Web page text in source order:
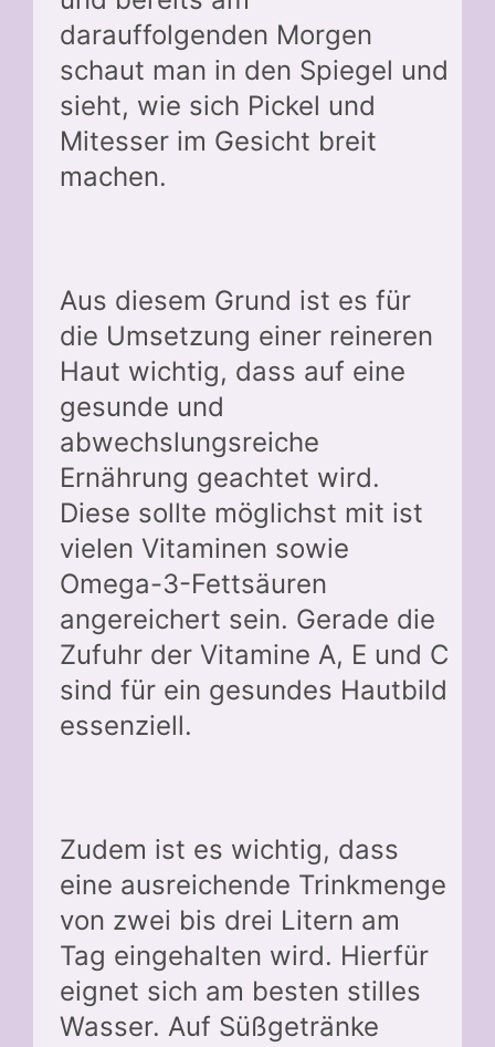
darauffolgenden Morgen
schaut man in den Spiegel und
sieht, wie sich Pickel und
Mitesser im Gesicht breit
machen.
Aus diesem Grund ist es für
die Umsetzung einer reineren
Haut wichtig, dass auf eine
gesunde und
abwechslungsreiche
Ernährung geachtet wird.
Diese sollte möglichst mit ist
vielen Vitaminen sowie
Omega-3-Fettsäuren
angereichert sein. Gerade die
Zufuhr der Vitamine A, E und C
sind für ein gesundes Hautbild
essenziell.
Zudem ist es wichtig, dass
eine ausreichende Trinkmenge
von zwei bis drei Litern am
Tag eingehalten wird. Hierfür
eignet sich am besten stilles
Wasser. Auf Süßgetränke